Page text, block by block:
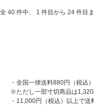
全 40 件中、 1 件目から 24 件目
・全国一律送料880円（税込）
※ただし一部寸切商品は1,320
・11,000円（税込）以上で送